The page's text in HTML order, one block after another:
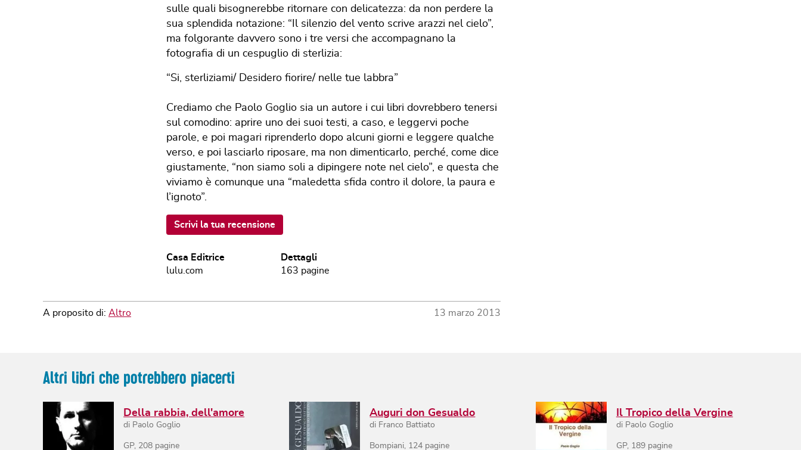
sulle quali bisognerebbe ritornare con delicatezza: da non perdere la
sua splendida notazione: “Il silenzio del vento scrive arazzi nel cielo”,
ma folgorante davvero sono i tre versi che accompagnano la
fotografia di un cespuglio di sterlizia:
“Si, sterliziami/ Desidero fiorire/ nelle tue labbra”
Crediamo che Paolo Goglio sia un autore i cui libri dovrebbero tenersi
sul comodino: aprire uno dei suoi testi, a caso, e leggervi poche
parole, e poi magari riprenderlo dopo alcuni giorni e leggere qualche
verso, e poi lasciarlo riposare, ma non dimenticarlo, perché, come dice
giustamente, “non siamo soli a dipingere note nel cielo”, e questa che
viviamo è comunque una “maledetta sfida contro il dolore, la paura e
l’ignoto”.
Scrivi la tua recensione
Casa Editrice
lulu.com
Dettagli
163 pagine
A proposito di: Altro 13 marzo 2013
Altri libri che potrebbero piacerti
Della rabbia, dell'amore
di Paolo Goglio
GP, 208 pagine
Auguri don Gesualdo
di Franco Battiato
Bompiani, 124 pagine
Il Tropico della Vergine
di Paolo Goglio
GP, 189pagine